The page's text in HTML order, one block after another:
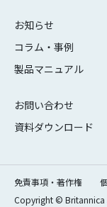
お知らせ
コラム・事例
製品マニュアル
お問い合わせ
資料ダウンロード
免責事項・著作権
Copyright © Britannica